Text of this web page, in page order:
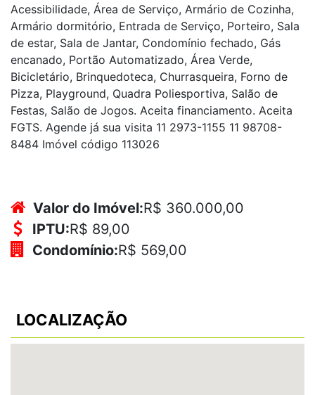
Acessibilidade, Área de Serviço, Armário de Cozinha,
Armário dormitório, Entrada de Serviço, Porteiro, Sala
de estar, Sala de Jantar, Condomínio fechado, Gás
encanado, Portão Automatizado, Área Verde,
Bicicletário, Brinquedoteca, Churrasqueira, Forno de
Pizza, Playground, Quadra Poliesportiva, Salão de
Festas, Salão de Jogos. Aceita financiamento. Aceita
FGTS. Agende já sua visita 11 2973-1155 11 98708-
8484 Imóvel código 113026
Valor do Imóvel:R$ 360.000,00
IPTU:R$ 89,00
Condomínio:R$ 569,00
LOCALIZAÇÃO